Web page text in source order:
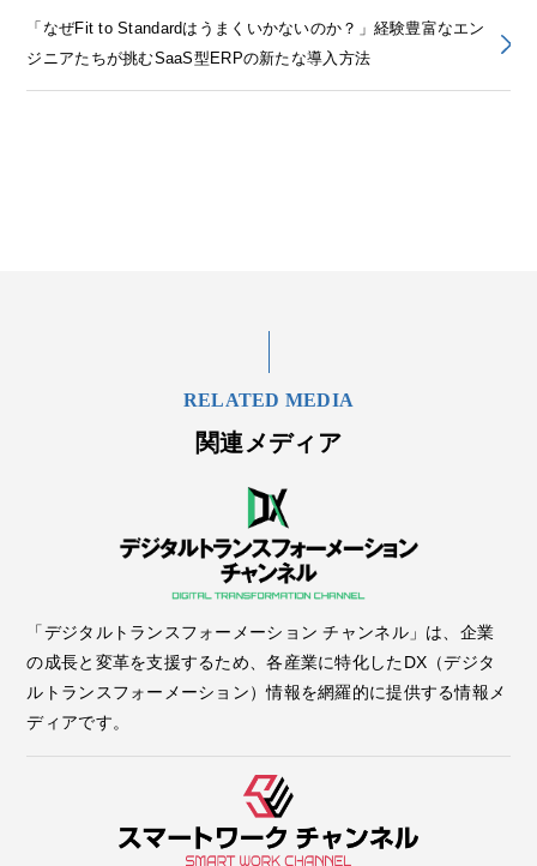
「なぜFit to Standardはうまくいかないのか？」経験豊富なエン
ジニアたちが挑むSaaS型ERPの新たな導入方法
RELATED MEDIA
関連メディア
「デジタルトランスフォーメーション チャンネル」は、企業
の成長と変革を支援するため、各産業に特化したDX（デジタ
ルトランスフォーメーション）情報を網羅的に提供する情報メ
ディアです。